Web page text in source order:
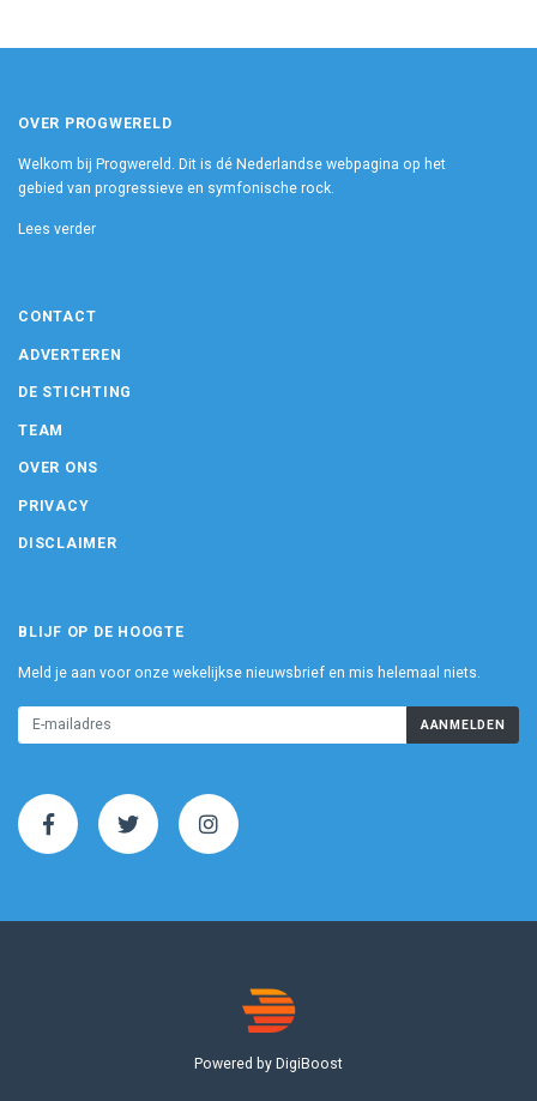
OVER PROGWERELD
Welkom bij Progwereld. Dit is dé Nederlandse webpagina op het
gebied van progressieve en symfonische rock.
Lees verder
CONTACT
ADVERTEREN
DE STICHTING
TEAM
OVER ONS
PRIVACY
DISCLAIMER
BLIJF OP DE HOOGTE
Meld je aan voor onze wekelijkse nieuwsbrief en mis helemaal niets.
AANMELDEN
Powered by DigiBoost